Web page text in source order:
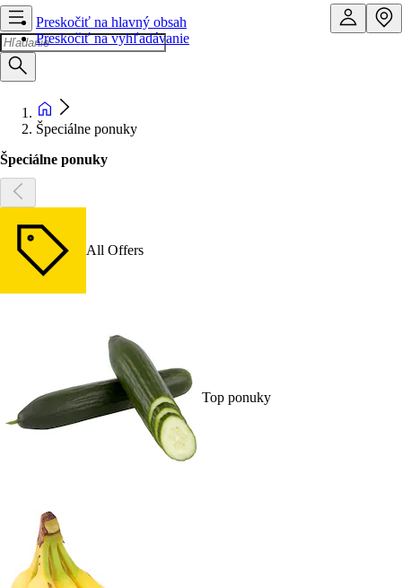
Preskočiť na hlavný obsah
Preskočiť na vyhľadávanie
Špeciálne ponuky
Špeciálne ponuky
All Offers
Top ponuky